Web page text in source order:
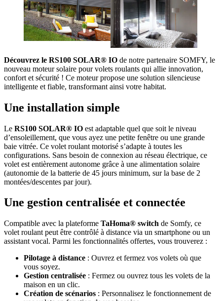
Découvrez le RS100 SOLAR® IO de notre partenaire SOMFY, le
nouveau moteur solaire pour volets roulants qui allie innovation,
confort et sécurité ! Ce moteur propose une solution silencieuse
intelligente et fiable, transformant ainsi votre habitat.
Une installation simple
Le RS100 SOLAR® IO est adaptable quel que soit le niveau
d’ensoleillement, que vous ayez une petite fenêtre ou une grande
baie vitrée. Ce volet roulant motorisé s’adapte à toutes les
configurations. Sans besoin de connexion au réseau électrique, ce
volet est entièrement autonome grâce à une alimentation solaire
(autonomie de la batterie de 45 jours minimum, sur la base de 2
montées/descentes par jour).
Une gestion centralisée et connectée
Compatible avec la plateforme TaHoma® switch de Somfy, ce
volet roulant peut être contrôlé à distance via un smartphone ou un
assistant vocal. Parmi les fonctionnalités offertes, vous trouverez :
Pilotage à distance : Ouvrez et fermez vos volets où que
vous soyez.
Gestion centralisée : Fermez ou ouvrez tous les volets de la
maison en un clic.
Création de scénarios : Personnalisez le fonctionnement de